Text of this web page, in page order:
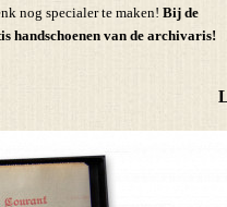
nog specialer te maken! Bij de
handschoenen van de archivaris!